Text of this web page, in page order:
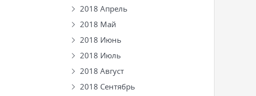
2018 Апрель
2018 Май
2018 Июнь
2018 Июль
2018 Август
2018 Сентябрь